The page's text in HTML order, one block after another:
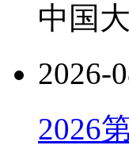
中国
2026-
2026